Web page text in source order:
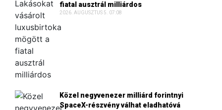
fiatal ausztrál milliárdos
2026. AUGUSZTUS 5. 07:08
Közel negyvenezer milliárd forintnyi
SpaceX-részvény válhat eladhatóvá